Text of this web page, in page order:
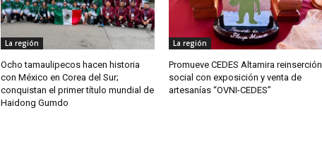
La región
Ocho tamaulipecos hacen historia
con México en Corea del Sur;
conquistan el primer título mundial de
Haidong Gumdo
La región
Promueve CEDES Altamira reinserción
social con exposición y venta de
artesanías “OVNI-CEDES”